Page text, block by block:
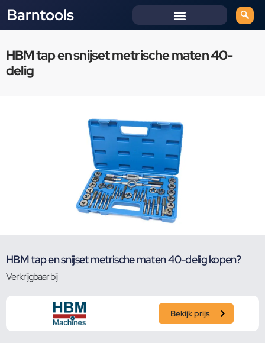
Barntools
HBM tap en snijset metrische maten 40-
delig
HBM tap en snijset metrische maten 40-delig kopen?
Verkrijgbaar bij
Bekijk prijs